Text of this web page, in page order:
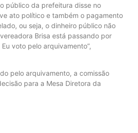
público da prefeitura disse no
ato político e também o pagamento
ou seja, o dinheiro público não
Brisa está passando por
voto pelo arquivamento”,
pelo arquivamento, a comissão
para a Mesa Diretora da